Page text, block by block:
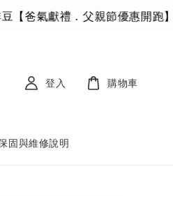
獻禮．父親節優惠開跑】8/16
固與維修說明
登入 購物車